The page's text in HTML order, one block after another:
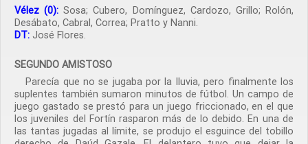
Vélez (0): Sosa; Cubero, Domínguez, Cardozo, Grillo; Rolón,
Desábato, Cabral, Correa; Pratto y Nanni.
DT: José Flores.
SEGUNDO AMISTOSO
Parecía que no se jugaba por la lluvia, pero finalmente los
suplentes también sumaron minutos de fútbol. Un campo de
juego gastado se prestó para un juego friccionado, en el que
los juveniles del Fortín rasparon más de lo debido. En una de
las tantas jugadas al límite, se produjo el esguince del tobillo